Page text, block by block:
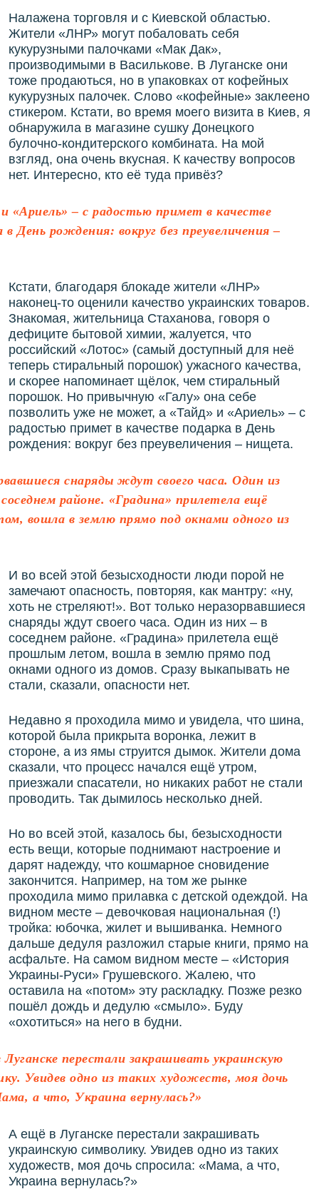
Налажена торговля и с Киевской областью.
Жители «ЛНР» могут побаловать себя
кукурузными палочками «Мак Дак»,
производимыми в Василькове. В Луганске они
тоже продаються, но в упаковках от кофейных
кукурузных палочек. Слово «кофейные» заклеено
стикером. Кстати, во время моего визита в Киев, я
обнаружила в магазине сушку Донецкого
булочно-кондитерского комбината. На мой
взгляд, она очень вкусная. К качеству вопросов
нет. Интересно, кто её туда привёз?
«Ариель» – с радостью примет в качестве
в День рождения: вокруг без преувеличения –
Кстати, благодаря блокаде жители «ЛНР»
наконец-то оценили качество украинских товаров.
Знакомая, жительница Стаханова, говоря о
дефиците бытовой химии, жалуется, что
российский «Лотос» (самый доступный для неё
теперь стиральный порошок) ужасного качества,
и скорее напоминает щёлок, чем стиральный
порошок. Но привычную «Галу» она себе
позволить уже не может, а «Тайд» и «Ариель» – с
радостью примет в качестве подарка в День
рождения: вокруг без преувеличения – нищета.
снаряды ждут своего часа. Один из
районе. «Градина» прилетела ещё
вошла в землю прямо под окнами одного из
И во всей этой безысходности люди порой не
замечают опасность, повторяя, как мантру: «ну,
хоть не стреляют!». Вот только неразорвавшиеся
снаряды ждут своего часа. Один из них – в
соседнем районе. «Градина» прилетела ещё
прошлым летом, вошла в землю прямо под
окнами одного из домов. Сразу выкапывать не
стали, сказали, опасности нет.
Недавно я проходила мимо и увидела, что шина,
которой была прикрыта воронка, лежит в
стороне, а из ямы струится дымок. Жители дома
сказали, что процесс начался ещё утром,
приезжали спасатели, но никаких работ не стали
проводить. Так дымилось несколько дней.
Но во всей этой, казалось бы, безысходности
есть вещи, которые поднимают настроение и
дарят надежду, что кошмарное сновидение
закончится. Например, на том же рынке
проходила мимо прилавка с детской одеждой. На
видном месте – девочковая национальная (!)
тройка: юбочка, жилет и вышиванка. Немного
дальше дедуля разложил старые книги, прямо на
асфальте. На самом видном месте – «История
Украины-Руси» Грушевского. Жалею, что
оставила на «потом» эту раскладку. Позже резко
пошёл дождь и дедулю «смыло». Буду
«охотиться» на него в будни.
перестали закрашивать украинскую
Увидев одно из таких художеств, моя дочь
а что, Украина вернулась?»
А ещё в Луганске перестали закрашивать
украинскую символику. Увидев одно из таких
художеств, моя дочь спросила: «Мама, а что,
Украина вернулась?»